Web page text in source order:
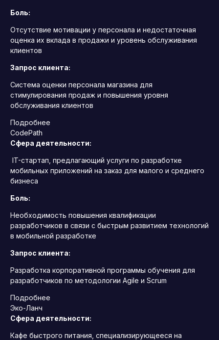
Боль:
Отсутствие мотивации у персонала и недостаточная
оценка их вклада в продажи и уровень обслуживания
клиентов
Запрос клиента:
Система оценки персонала магазина для
стимулирования продаж и повышения уровня
обслуживания клиентов
Подробнее
CodePath
Сфера деятельности:
IT-стартап, предлагающий услуги по разработке
мобильных приложений на заказ для малого и среднего
бизнеса
Боль:
Необходимость повышения квалификации
разработчиков в связи с быстрым развитием технологий
в мобильной разработке
Запрос клиента:
Разработка корпоративной программы обучения для
разработчиков по методологии Agile и Scrum
Подробнее
Эко-Ланч
Сфера деятельности:
Кафе быстрого питания, специализирующееся на